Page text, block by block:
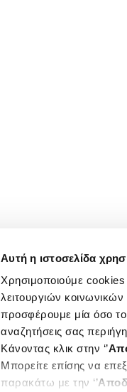
Αυτή η ιστοσελίδα
Χρησιμοποιούμε cookies
λειτουργιών
προσφέρουμε μία όσο το
αναζητήσεις σας
Κάνοντας κλικ στην ‘’
Μπορείτε επίσης να
παρακάτω με την ‘’